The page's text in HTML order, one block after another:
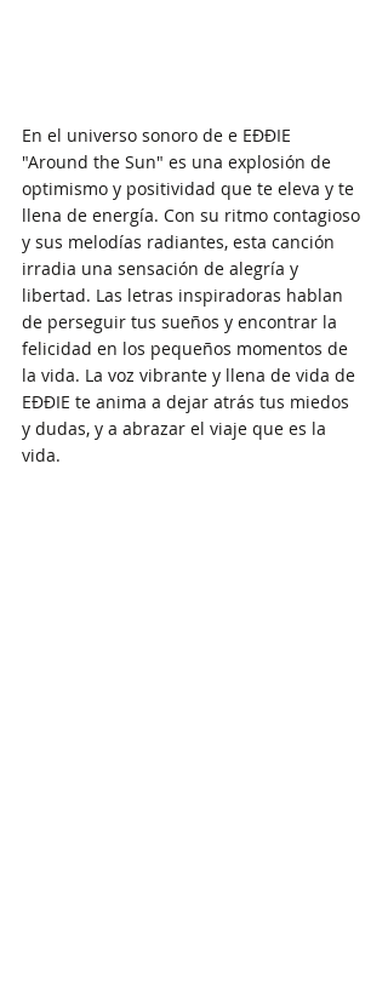
En el universo sonoro de e EĐĐIE
"Around the Sun" es una explosión de
optimismo y positividad que te eleva y te
llena de energía. Con su ritmo contagioso
y sus melodías radiantes, esta canción
irradia una sensación de alegría y
libertad. Las letras inspiradoras hablan
de perseguir tus sueños y encontrar la
felicidad en los pequeños momentos de
la vida. La voz vibrante y llena de vida de
EĐĐIE te anima a dejar atrás tus miedos
y dudas, y a abrazar el viaje que es la
vida.